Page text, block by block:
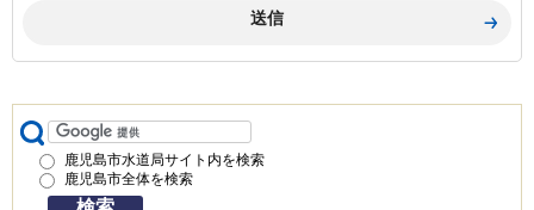
鹿児島市水道局サイト内を検索
鹿児島市全体を検索